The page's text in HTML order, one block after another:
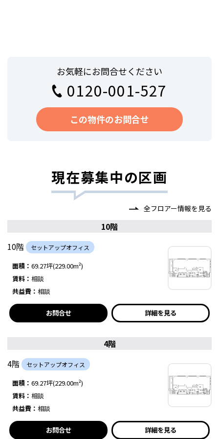
お気軽にお問合せください
0120-001-527
この物件のお問合せ
現在募集中の区画
全フロアー情報を見る
10階
10階
セットアップオフィス
面積： 69.27坪(229.00m²)
賃料： 相談
共益費： 相談
お問合せ 詳細を見る
4階
4階
セットアップオフィス
面積： 69.27坪(229.00m²)
賃料： 相談
共益費： 相談
お問合せ 詳細を見る